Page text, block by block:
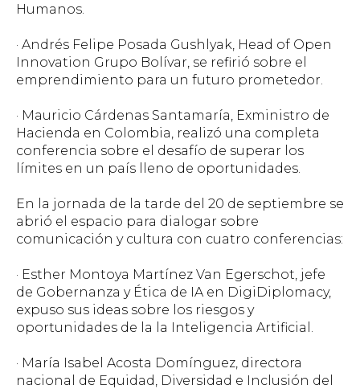
Humanos.
· Andrés Felipe Posada Gushlyak, Head of Open
Innovation Grupo Bolívar, se refirió sobre el
emprendimiento para un futuro prometedor.
· Mauricio Cárdenas Santamaría, Exministro de
Hacienda en Colombia, realizó una completa
conferencia sobre el desafío de superar los
límites en un país lleno de oportunidades.
En la jornada de la tarde del 20 de septiembre se
abrió el espacio para dialogar sobre
comunicación y cultura con cuatro conferencias:
· Esther Montoya Martínez Van Egerschot, jefe
de Gobernanza y Ética de IA en DigiDiplomacy,
expuso sus ideas sobre los riesgos y
oportunidades de la la Inteligencia Artificial.
· María Isabel Acosta Domínguez, directora
nacional de Equidad, Diversidad e Inclusión del